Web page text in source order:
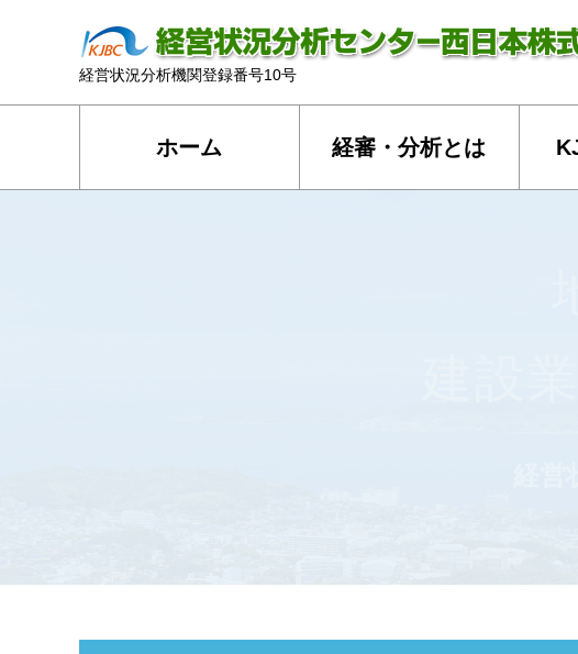
経営状況分析機関登録番号10号
ホーム 経審・分析とは
建設